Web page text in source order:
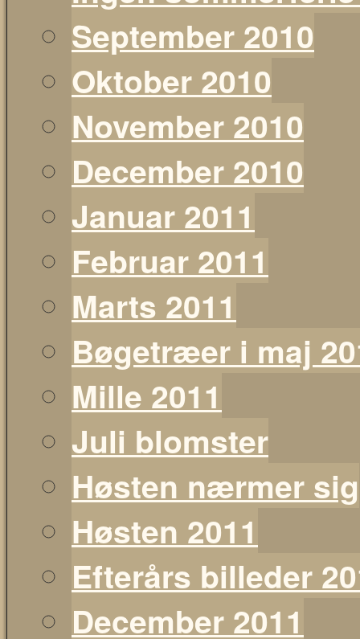
September 2010
Oktober 2010
November 2010
December 2010
Januar 2011
Februar 2011
Marts 2011
Bøgetræer i maj
Mille 2011
Juli blomster
Høsten nærmer sig
Høsten 2011
Efterårs billeder
December 2011